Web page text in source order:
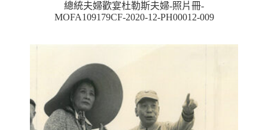
總統夫婦歡宴杜勒斯夫婦-照片冊-
MOFA109179CF-2020-12-PH00012-009